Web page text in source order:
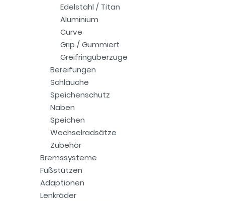
Edelstahl / Titan
Aluminium
Curve
Grip / Gummiert
Greifringüberzüge
Bereifungen
Schläuche
Speichenschutz
Naben
Speichen
Wechselradsätze
Zubehör
Bremssysteme
Fußstützen
Adaptionen
Lenkräder